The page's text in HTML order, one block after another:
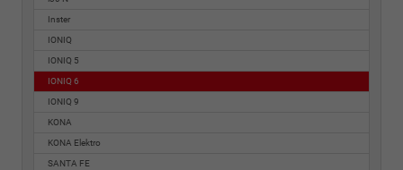
Inster
IONIQ
IONIQ 5
IONIQ 6
IONIQ 9
KONA
KONA Elektro
SANTA FE